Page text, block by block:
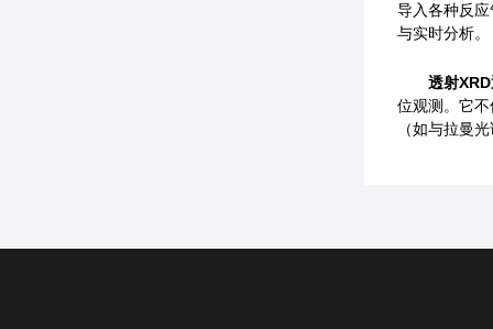
导入各种反
与实时分析。
透射
位观测。它
（如与拉曼